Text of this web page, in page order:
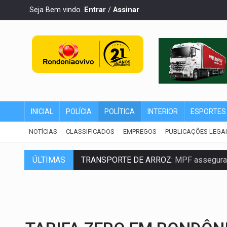
Seja Bem vindo. Entrar / Assinar
INICIAL POLÍCIA POLÍTICA INTERIOR ESPORTES
NOTÍCIAS CLASSIFICADOS EMPREGOS PUBLICAÇÕES
ÚLTIMAS TRANSPORTE DE ARROZ: MPF
URGENTE:Colisão entre caminhão e